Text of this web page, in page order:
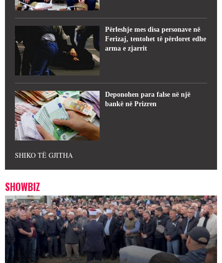
Përleshje mes disa personave në
Ferizaj, tentohet të përdoret edhe
arma e zjarrit
Deponohen para false në një
bankë në Prizren
SHIKO TË GJITHA
SHOWBIZ